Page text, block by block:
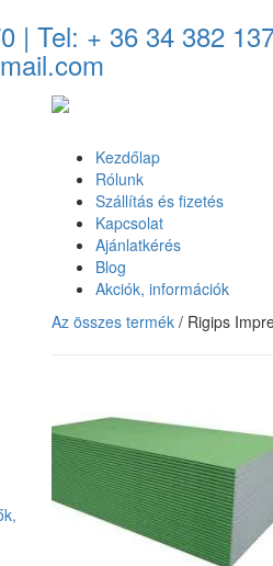
| Tel: + 36 34 382
Kezdőlap
Rólunk
Szállítás és fizetés
Kapcsolat
Ajánlatkérés
Blog
Akciók, információk
Az összes termék/ Rigips